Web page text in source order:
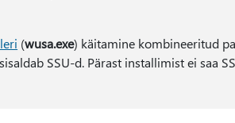
(wusa.exe) käitamine kombineeritud
SSU-d. Pärast installimist ei saa